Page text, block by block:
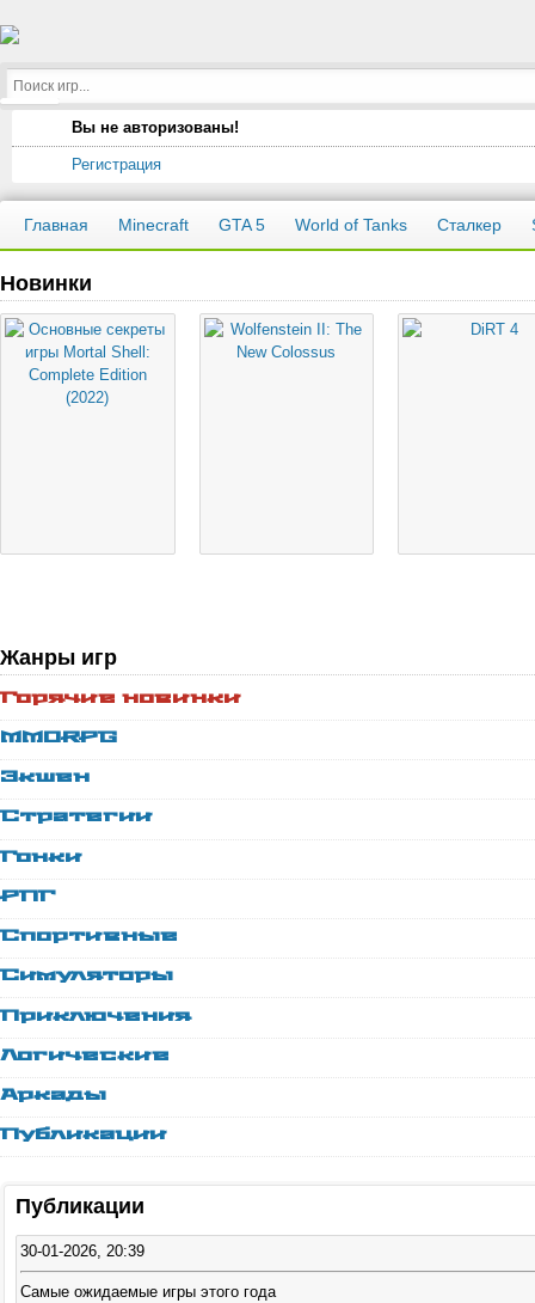
Вы не авторизованы!
Регистрация
Главная Minecraft GTA 5 World of Tanks Сталкер
Новинки
Жанры игр
Горячие новинки
MMORPG
Экшен
Стратегии
Гонки
РПГ
Спортивные
Симуляторы
Приключения
Логические
Аркады
Публикации
Публикации
30-01-2026, 20:39
Самые ожидаемые игры этого года